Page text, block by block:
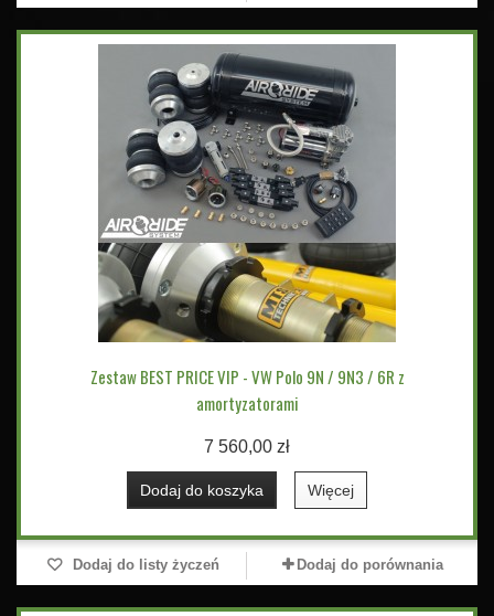
Zestaw BEST PRICE VIP - VW Polo 9N / 9N3 / 6R z
amortyzatorami
7 560,00 zł
Dodaj do koszyka Więcej
Dodaj do listy życzeń Dodaj do porównania